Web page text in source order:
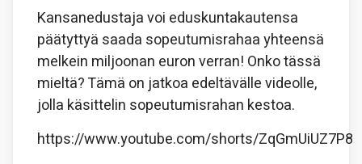
Kansanedustaja voi eduskuntakautensa
päätyttyä saada sopeutumisrahaa yhteensä
melkein miljoonan euron verran! Onko tässä
mieltä? Tämä on jatkoa edeltävälle videolle,
jolla käsittelin sopeutumisrahan kestoa.
https://www.youtube.com/shorts/ZqGmUiUZ7P8